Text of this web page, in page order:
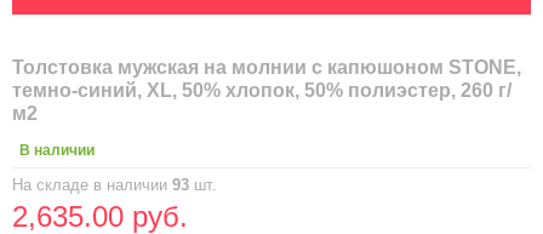
Толстовка мужская на молнии с капюшоном STONE,
темно-синий, XL, 50% хлопок, 50% полиэстер, 260 г/
м2
В наличии
На складе в наличии 93 шт.
2,635.00 руб.